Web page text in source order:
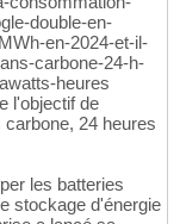
double-en-
en-2024-et-il-
carbone-24-h-
heures
l'objectif de
24 heures
les batteries
stockage d'énergie